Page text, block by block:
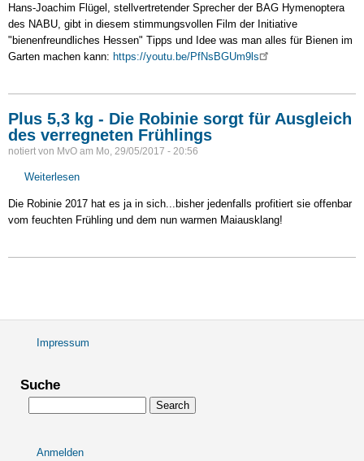
für
den
(wild)bienengerechten
Garten
Hans-Joachim Flügel, stellvertretender Sprecher der BAG Hymenoptera
des NABU, gibt in diesem stimmungsvollen Film der Initiative
"bienenfreundliches Hessen" Tipps und Idee was man alles für Bienen im
Garten machen kann: https://youtu.be/PfNsBGUm9ls
Plus 5,3 kg - Die Robinie sorgt für Ausgleich
des verregneten Frühlings
notiert von MvO am Mo, 29/05/2017 - 20:56
Weiterlesen
5,3
kg
Die
Ausgleich
des
Die Robinie 2017 hat es ja in sich...bisher jedenfalls profitiert sie offenbar
vom feuchten Frühling und dem nun warmen Maiausklang!
Fußbereichsmenü
Impressum
Suche
Anmelden